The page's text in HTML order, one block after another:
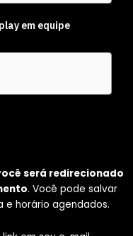
em equipe
será redirecionado
. Você pode salvar
e horário agendados.